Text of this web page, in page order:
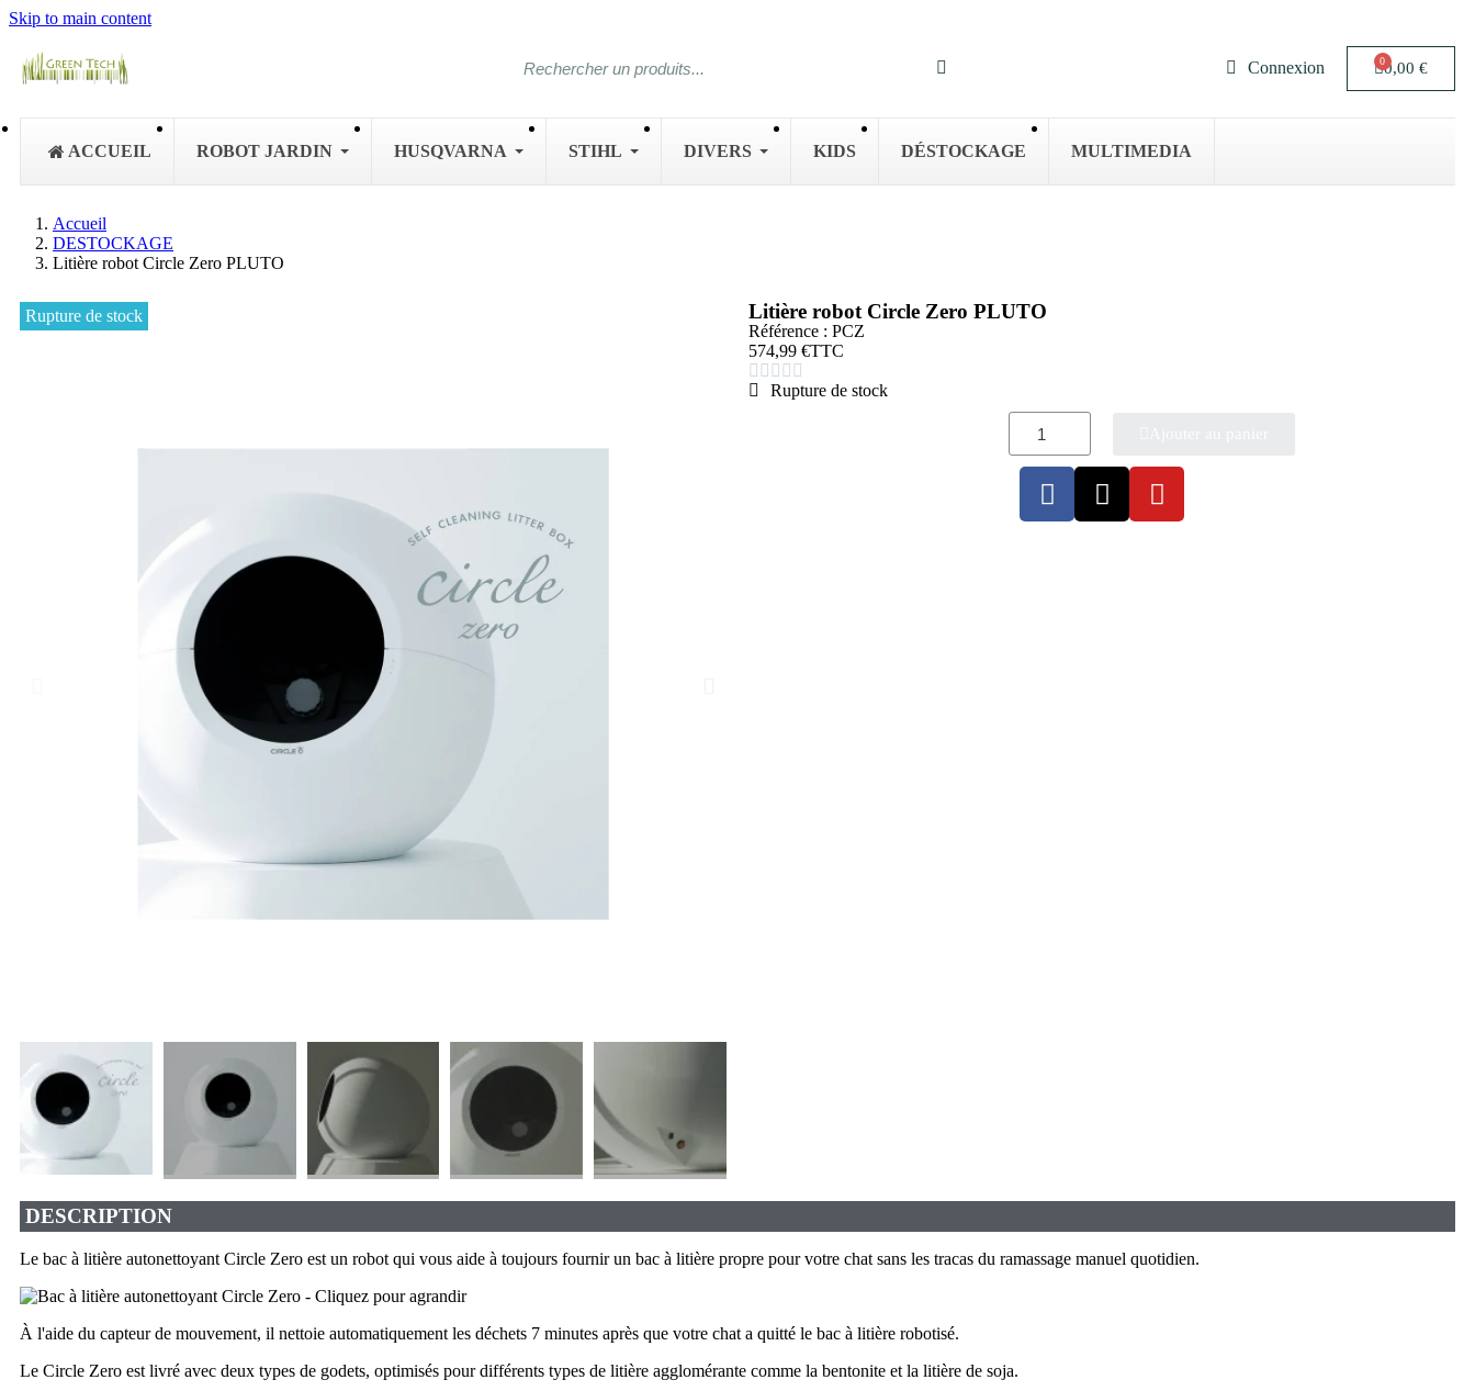
Skip to main content
Connexion 0,00 €
ACCUEIL ROBOT JARDIN HUSQVARNA STIHL DIVERS KIDS DÉSTOCKAGE MULTIMEDIA
Accueil
DESTOCKAGE
Litière robot Circle Zero PLUTO
Rupture de stock Litière robot Circle Zero PLUTO
Référence : PCZ
574,99 €TTC
    
Rupture de stock
DESCRIPTION
Le bac à litière autonettoyant Circle Zero est un robot qui vous aide à toujours fournir un bac à litière propre pour votre chat sans les tracas du ramassage manuel quotidien.
À l'aide du capteur de mouvement, il nettoie automatiquement les déchets 7 minutes après que votre chat a quitté le bac à litière robotisé.
Le Circle Zero est livré avec deux types de godets, optimisés pour différents types de litière agglomérante comme la bentonite et la litière de soja.